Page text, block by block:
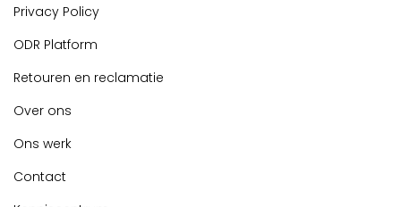
Privacy Policy
ODR Platform
Retouren en reclamatie
Over ons
Ons werk
Contact